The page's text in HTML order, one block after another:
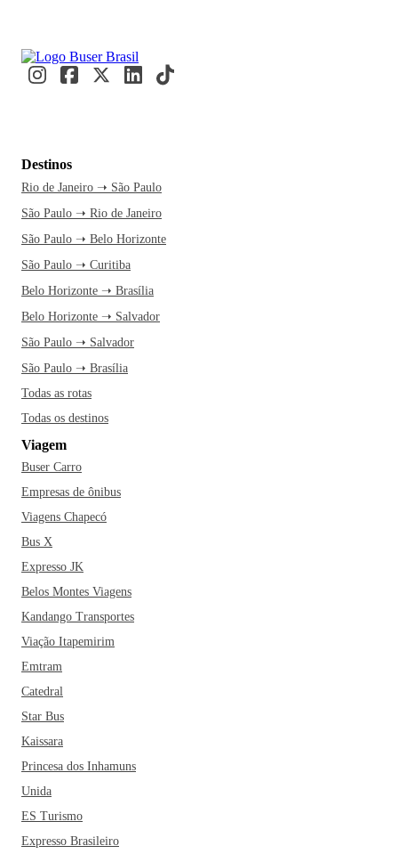
Destinos
Rio de Janeiro ➝ São Paulo
São Paulo ➝ Rio de Janeiro
São Paulo ➝ Belo Horizonte
São Paulo ➝ Curitiba
Belo Horizonte ➝ Brasília
Belo Horizonte ➝ Salvador
São Paulo ➝ Salvador
São Paulo ➝ Brasília
Todas as rotas
Todas os destinos
Viagem
Buser Carro
Empresas de ônibus
Viagens Chapecó
Bus X
Expresso JK
Belos Montes Viagens
Kandango Transportes
Viação Itapemirim
Emtram
Catedral
Star Bus
Kaissara
Princesa dos Inhamuns
Unida
ES Turismo
Expresso Brasileiro